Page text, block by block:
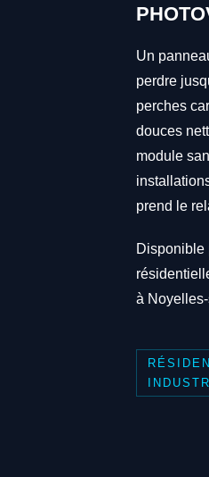
Un
perdre
perches
douces
module
prend le
Disponible
à